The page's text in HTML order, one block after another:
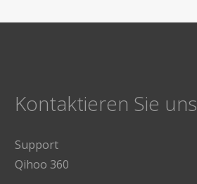
Kontaktieren Sie uns
Support
Qihoo 360